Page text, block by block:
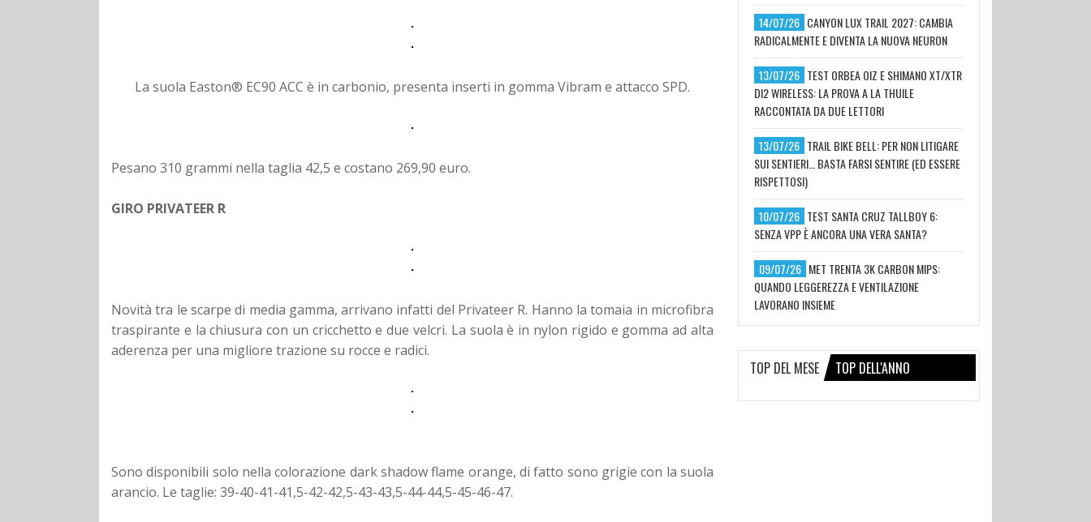
La suola Easton® EC90 ACC è in carbonio, presenta inserti in gomma Vibram e attacco SPD.
Pesano 310 grammi nella taglia 42,5 e costano 269,90 euro.
GIRO PRIVATEER R
Novità tra le scarpe di media gamma, arrivano infatti del Privateer R. Hanno la tomaia in microfibra
traspirante e la chiusura con un cricchetto e due velcri. La suola è in nylon rigido e gomma ad alta
aderenza per una migliore trazione su rocce e radici.
Sono disponibili solo nella colorazione dark shadow flame orange, di fatto sono grigie con la suola
arancio. Le taglie: 39-40-41-41,5-42-42,5-43-43,5-44-44,5-45-46-47.
14/07/26 CANYON LUX TRAIL 2027: CAMBIA
RADICALMENTE E DIVENTA LA NUOVA NEURON
13/07/26 TEST ORBEA OIZ E SHIMANO XT/XTR
DI2 WIRELESS: LA PROVA A LA THUILE
RACCONTATA DA DUE LETTORI
13/07/26 TRAIL BIKE BELL: PER NON LITIGARE
SUI SENTIERI… BASTA FARSI SENTIRE (ED ESSERE
RISPETTOSI)
10/07/26 TEST SANTA CRUZ TALLBOY 6:
SENZA VPP È ANCORA UNA VERA SANTA?
09/07/26 MET TRENTA 3K CARBON MIPS:
QUANDO LEGGEREZZA E VENTILAZIONE
LAVORANO INSIEME
TOP DEL MESE TOP DELL'ANNO